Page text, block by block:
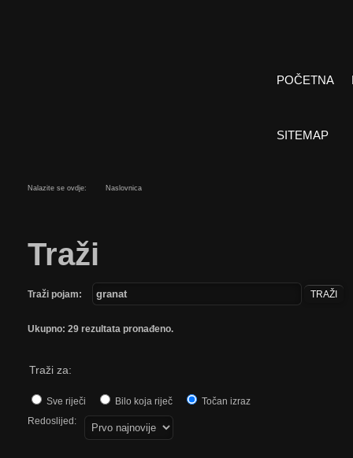
POČETNA
SITEMAP
Nalazite se ovdje: Naslovnica
Traži
Traži pojam: TRAŽI
Ukupno: 29 rezultata pronađeno.
Traži za:
Sve riječi Bilo koja riječ
Točan izraz
Redoslijed: